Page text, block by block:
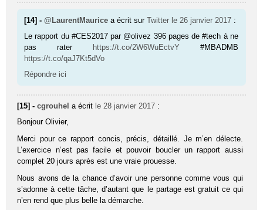
[14] -@LaurentMaurice a écrit surTwitter le 26 janvier 2017 :
Le rapport du #CES2017 par @olivez 396 pages de #tech à ne
pas rater
https://t.co/2W6WuEctvY #MBADMB
https://t.co/qaJ7Kt5dVo
Répondre ici
[15] -cgrouhel a écrit le 28 janvier 2017 :
Bonjour Olivier,
Merci pour ce rapport concis, précis, détaillé. Je m’en délecte.
L’exercice n’est pas facile et pouvoir boucler un rapport aussi
complet 20 jours après est une vraie prouesse.
Nous avons de la chance d’avoir une personne comme vous qui
s’adonne à cette tâche, d’autant que le partage est gratuit ce qui
n’en rend que plus belle la démarche.